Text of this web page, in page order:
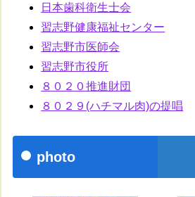
日本歯科衛生士会
習志野健康福祉センター
習志野市医師会
習志野市役所
８０２０推進財団
８０２９(ハチマル肉)の提唱
photo